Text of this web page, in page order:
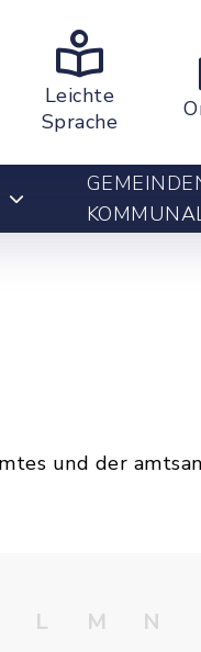
Leichte
Sprache
und der
L M
N